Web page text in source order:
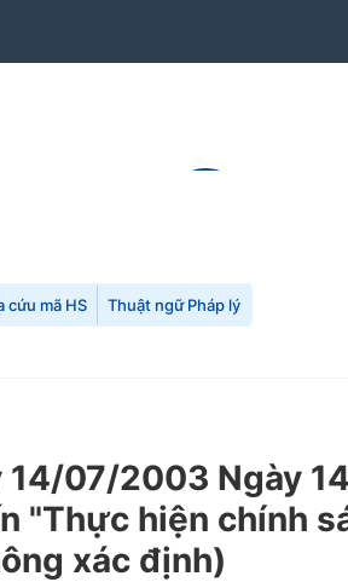
cứu mã HS Thuật ngữ Pháp lý
07/2003 Ngày
"Thực hiện chính
xác định)